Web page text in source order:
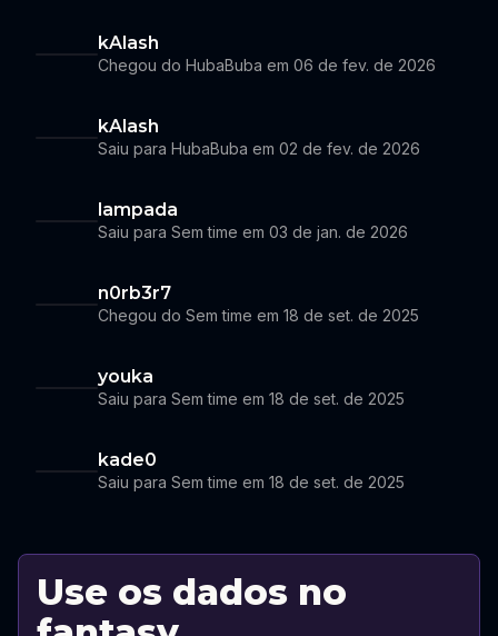
kAlash
Chegou do HubaBuba em 06 de fev. de 2026
kAlash
Saiu para HubaBuba em 02 de fev. de 2026
lampada
Saiu para Sem time em 03 de jan. de 2026
n0rb3r7
Chegou do Sem time em 18 de set. de 2025
youka
Saiu para Sem time em 18 de set. de 2025
kade0
Saiu para Sem time em 18 de set. de 2025
Use os dados no